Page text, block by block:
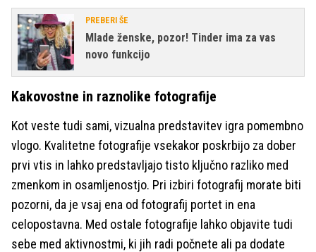
PREBERI ŠE
Mlade ženske, pozor! Tinder ima za vas
novo funkcijo
Kakovostne in raznolike fotografije
Kot veste tudi sami, vizualna predstavitev igra pomembno
vlogo. Kvalitetne fotografije vsekakor poskrbijo za dober
prvi vtis in lahko predstavljajo tisto ključno razliko med
zmenkom in osamljenostjo. Pri izbiri fotografij morate biti
pozorni, da je vsaj ena od fotografij portet in ena
celopostavna. Med ostale fotografije lahko objavite tudi
sebe med aktivnostmi, ki jih radi počnete ali pa dodate